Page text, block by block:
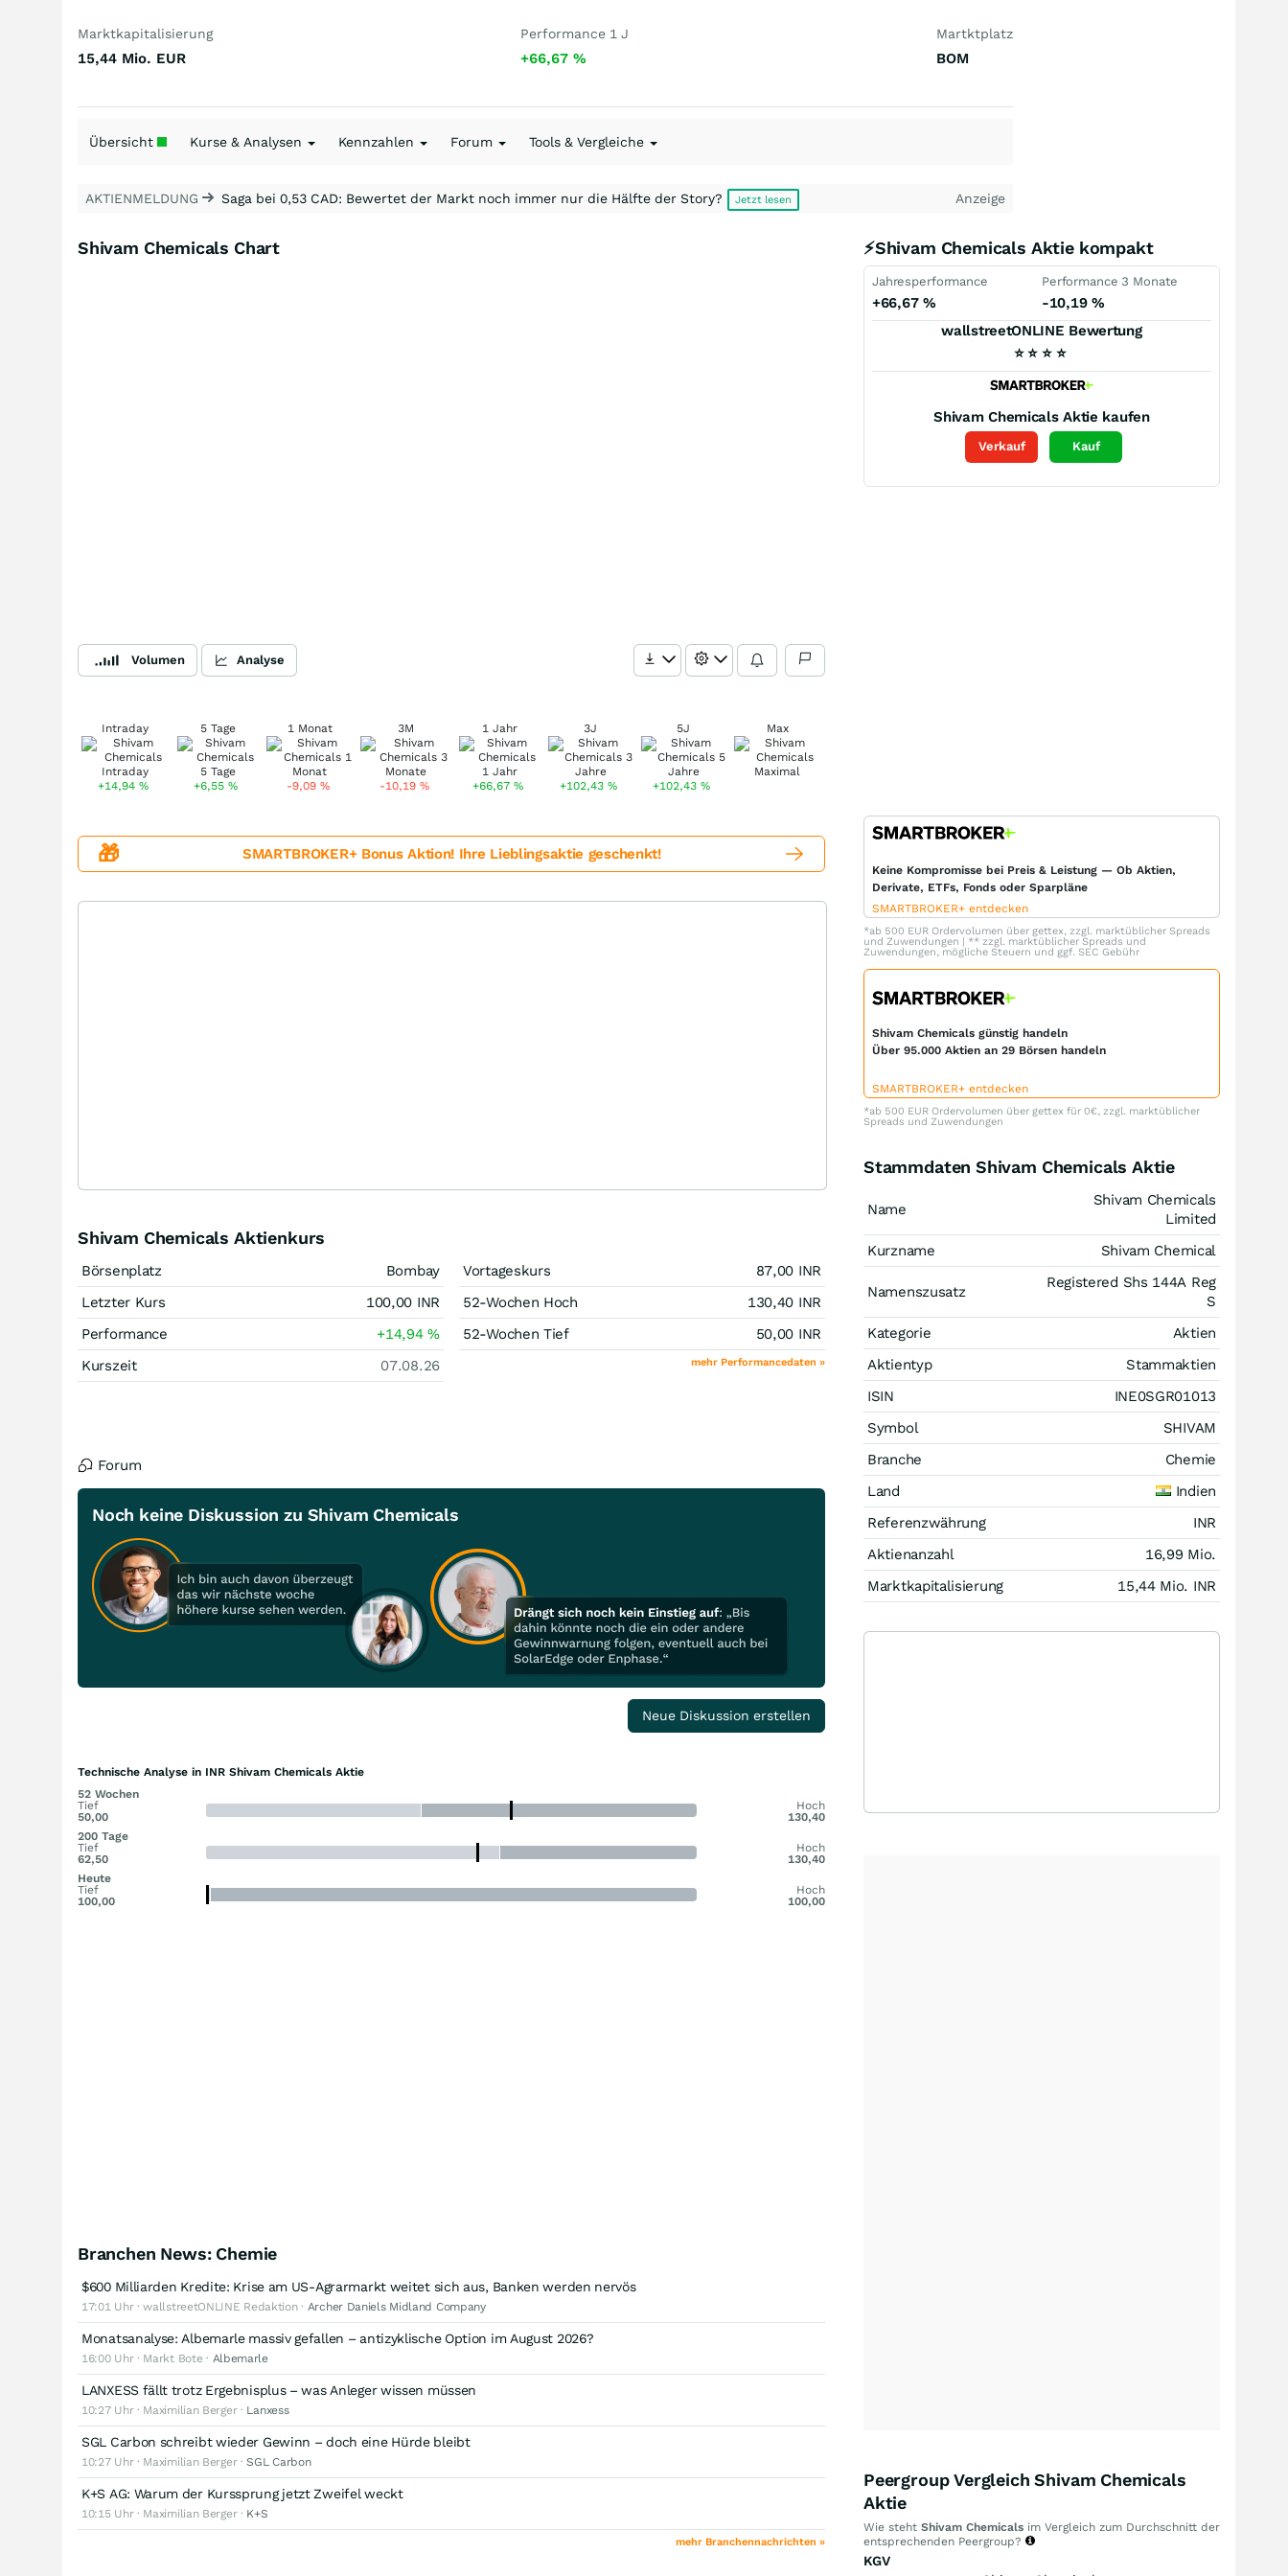
Marktkapitalisierung
15,44 Mio. EUR
Performance 1 J
+66,67 %
Martktplatz
BOM
Übersicht Kurse & Analysen Kennzahlen Forum Tools & Vergleiche
AKTIENMELDUNG Saga bei 0,53 CAD: Bewertet der Markt noch immer nur die Hälfte der Story? Jetzt lesen Anzeige
Shivam Chemicals Chart
Volumen Analyse
Intraday
+14,94%
5 Tage
+6,55%
1 Monat
-9,09 %
3M
-10,19 %
1 Jahr
+66,67 %
3J
+102,43%
5J
+102,43%
Max
⚡Shivam Chemicals Aktie kompakt
Jahresperformance
+66,67 %
Performance 3 Monate
-10,19 %
wallstreetONLINE Bewertung
⭐ ⭐ ⭐ ⭐
Shivam Chemicals Aktie kaufen
Verkauf Kauf
🎁 SMARTBROKER+ Bonus Aktion! Ihre Lieblingsaktie geschenkt!
Shivam Chemicals Aktienkurs
Börsenplatz
Bombay
Letzter Kurs
100,00 INR
Performance
+14,94%
Kurszeit
07.08.26
Vortageskurs 87,00 INR
52-Wochen Hoch
130,40 INR
52-Wochen Tief
50,00 INR
mehr Performancedaten »
Forum
Noch keine Diskussion zu Shivam Chemicals
Neue Diskussion erstellen
Technische Analyse in INR Shivam Chemicals Aktie
52 Wochen
Tief
50,00
Hoch
130,40
200 Tage
Tief
62,50
Hoch
130,40
Heute
Tief
100,00
Hoch
100,00
Branchen News: Chemie
$600 Milliarden Kredite: Krise am US-Agrarmarkt weitet sich aus, Banken werden nervös
17:01 Uhr · wallstreetONLINE Redaktion · Archer Daniels Midland Company
Monatsanalyse: Albemarle massiv gefallen – antizyklische Option im August 2026?
16:00 Uhr · Markt Bote · Albemarle
LANXESS fällt trotz Ergebnisplus – was Anleger wissen müssen
10:27 Uhr · Maximilian Berger · Lanxess
SGL Carbon schreibt wieder Gewinn – doch eine Hürde bleibt
10:27 Uhr · Maximilian Berger ·SGL Carbon
K+S AG: Warum der Kurssprung jetzt Zweifel weckt
10:15 Uhr · Maximilian Berger · K+S
mehr Branchennachrichten »
Keine Kompromisse bei Preis & Leistung — Ob Aktien,
Derivate, ETFs, Fonds oder Sparpläne
SMARTBROKER+ entdecken
*ab 500 EUR Ordervolumen über gettex, zzgl. marktüblicher Spreads
und Zuwendungen | ** zzgl. marktüblicher Spreads und
Zuwendungen, mögliche Steuern und ggf. SEC Gebühr
Shivam Chemicals günstig handeln
Über 95.000 Aktien an 29 Börsen handeln
SMARTBROKER+ entdecken
*ab 500 EUR Ordervolumen über gettex für 0€, zzgl. marktüblicher
Spreads und Zuwendungen
Stammdaten Shivam Chemicals Aktie
Name
Shivam Chemicals
Limited
Kurzname
Shivam Chemical
Namenszusatz
Registered Shs 144A Reg
S
Kategorie
Aktien
Aktientyp
Stammaktien
ISIN
INE0SGR01013
Symbol
SHIVAM
Branche
Chemie
Land
Indien
Referenzwährung
INR
Aktienanzahl
16,99 Mio.
Marktkapitalisierung
15,44 Mio. INR
Peergroup Vergleich Shivam Chemicals
Aktie
Wie steht Shivam Chemicals im Vergleich zum Durchschnitt der
entsprechenden Peergroup?
KGV